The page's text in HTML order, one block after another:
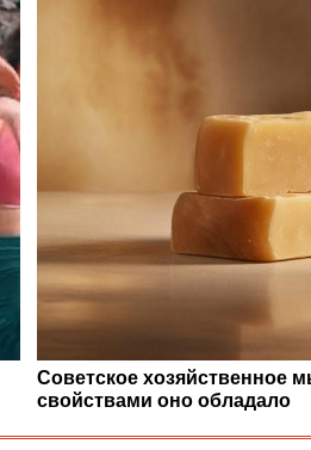
Советское хозяйственное
свойствами оно обладало